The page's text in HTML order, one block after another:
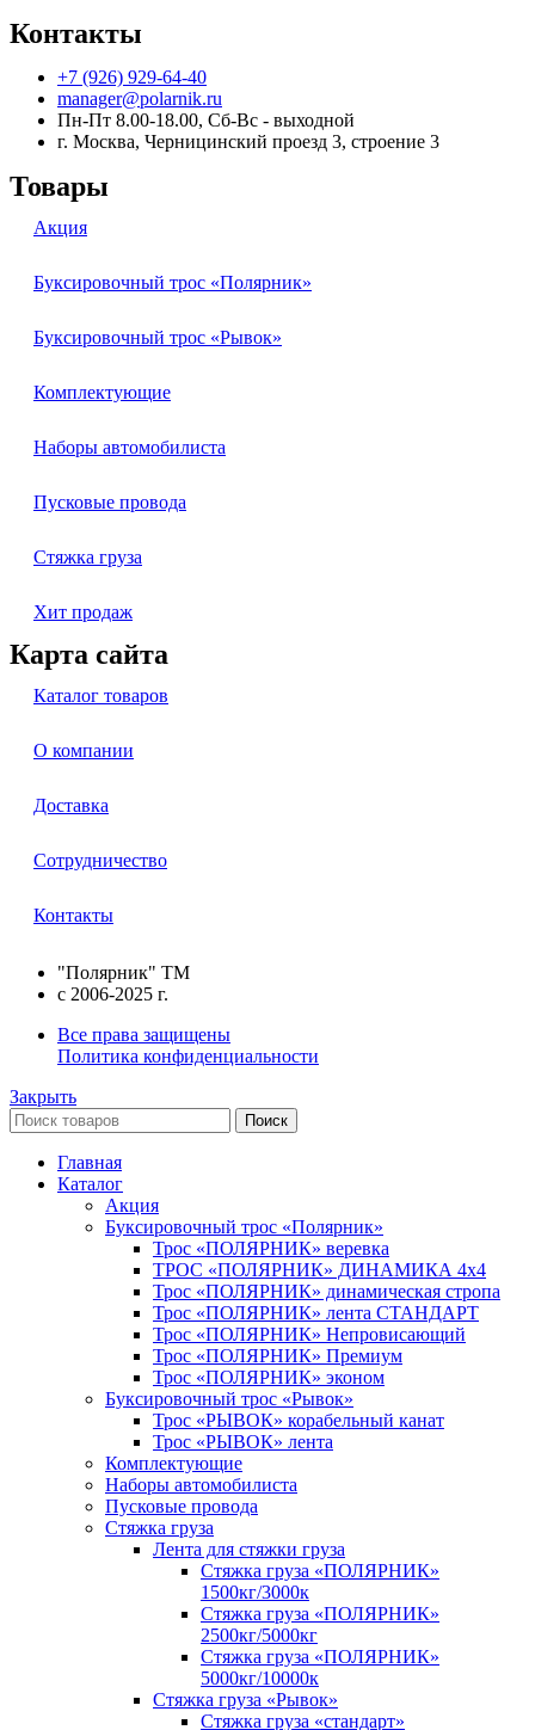
Контакты
+7 (926) 929-64-40
manager@polarnik.ru
Пн-Пт 8.00-18.00, Сб-Вс - выходной
г. Москва, Черницинский проезд 3, строение 3
Товары
Акция
Буксировочный трос «Полярник»
Буксировочный трос «Рывок»
Комплектующие
Наборы автомобилиста
Пусковые провода
Стяжка груза
Хит продаж
Карта сайта
Каталог товаров
О компании
Доставка
Сотрудничество
Контакты
"Полярник" TM
c 2006-2025 г.
Все права защищены
Политика конфиденциальности
Закрыть
Поиск
Главная
Каталог
Акция
Буксировочный трос «Полярник»
Трос «ПОЛЯРНИК» веревка
ТРОС «ПОЛЯРНИК» ДИНАМИКА 4х4
Трос «ПОЛЯРНИК» динамическая стропа
Трос «ПОЛЯРНИК» лента СТАНДАРТ
Трос «ПОЛЯРНИК» Непровисающий
Трос «ПОЛЯРНИК» Премиум
Трос «ПОЛЯРНИК» эконом
Буксировочный трос «Рывок»
Трос «РЫВОК» корабельный канат
Трос «РЫВОК» лента
Комплектующие
Наборы автомобилиста
Пусковые провода
Стяжка груза
Лента для стяжки груза
Стяжка груза «ПОЛЯРНИК»
1500кг/3000к
Стяжка груза «ПОЛЯРНИК»
2500кг/5000кг
Стяжка груза «ПОЛЯРНИК»
5000кг/10000к
Стяжка груза «Рывок»
Стяжка груза «стандарт»